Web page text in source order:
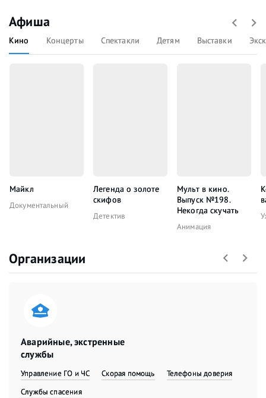
Афиша
Кино Концерты Спектакли Детям Выставки
Майкл
Документальный
Легенда о золоте
скифов
Детектив
Мульт в кино.
Выпуск №198.
Некогда скучать
Анимация
Организации
Аварийные, экстренные
службы
Управление ГО и ЧС Скорая помощь
Телефоны доверия
Службы спасения